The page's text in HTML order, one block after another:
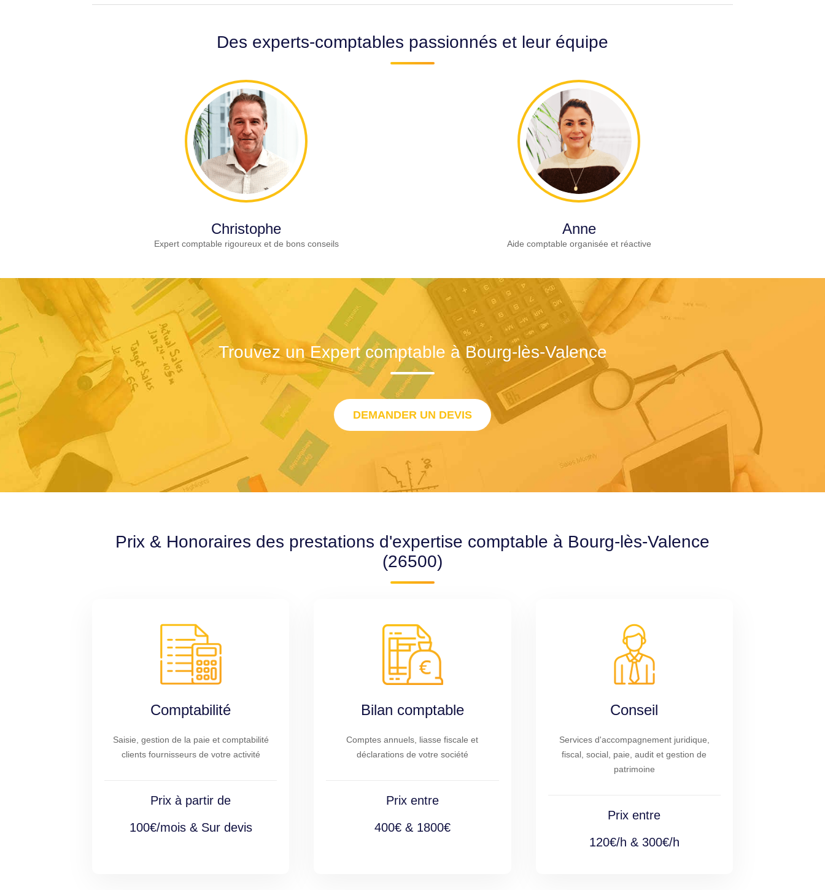
Des experts-comptables passionnés et leur équipe
Christophe
Expert comptable rigoureux et de bons conseils
Anne
Aide comptable organisée et réactive
Trouvez un Expert comptable à Bourg-lès-Valence
DEMANDER UN DEVIS
Prix & Honoraires des prestations d'expertise comptable à Bourg-lès-Valence
(26500)
Comptabilité
Saisie, gestion de la paie et comptabilité
clients fournisseurs de votre activité
Prix à partir de
100€/mois & Sur devis
Bilan comptable
Comptes annuels, liasse fiscale et
déclarations de votre société
Prix entre
400€ & 1800€
Conseil
Services d'accompagnement juridique,
fiscal, social, paie, audit et gestion de
patrimoine
Prix entre
120€/h & 300€/h